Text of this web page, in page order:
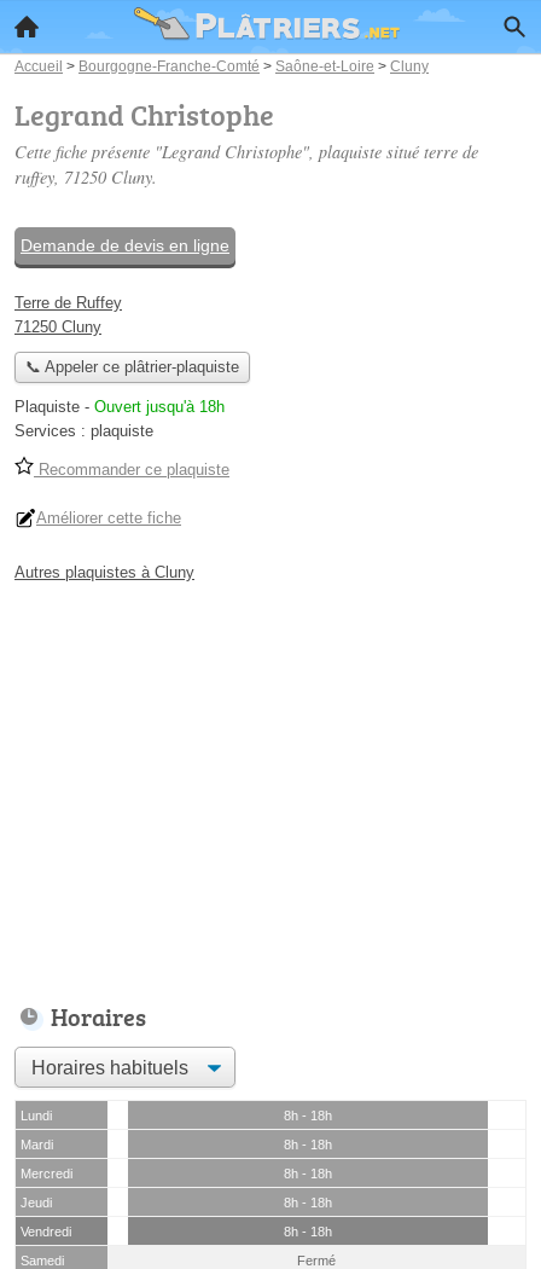
Accueil > Bourgogne-Franche-Comté > Saône-et-Loire > Cluny
Legrand Christophe
Cette fiche présente "Legrand Christophe", plaquiste situé terre de
ruffey, 71250 Cluny.
Demande de devis en ligne
Terre de Ruffey
71250 Cluny
📞 Appeler ce plâtrier-plaquiste
Plaquiste - Ouvert jusqu'à 18h
Services : plaquiste
Recommander ce plaquiste
Améliorer cette fiche
Autres plaquistes à Cluny
Horaires
Lundi
8h - 18h
Mardi
8h - 18h
Mercredi
8h - 18h
Jeudi
8h - 18h
Vendredi
8h - 18h
Samedi
Fermé